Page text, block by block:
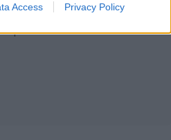
Access Privacy Policy